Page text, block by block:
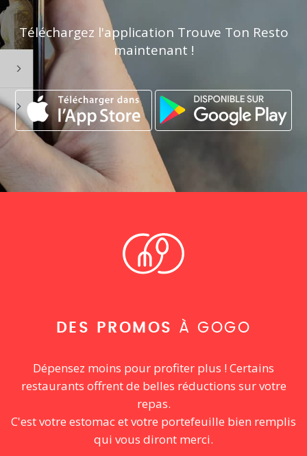
Téléchargez l'application Trouve Ton Resto
maintenant !
DES PROMOS À GOGO
Dépensez moins pour profiter plus ! Certains
restaurants offrent de belles réductions sur votre
repas.
C'est votre estomac et votre portefeuille bien remplis
qui vous diront merci.